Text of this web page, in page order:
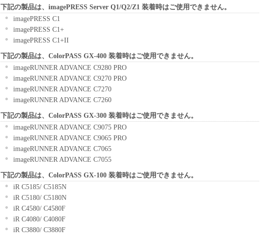
ソフトウェア」を使用させることができますが、かかるコンピューターの使用者
に本契約書上の義務および条件を遵守させるとともに、その履行に関し全責任を
負うことを条件とします。
(2) お客様は、上記(1)に基づいて「本ソフトウェア」を使用するためのバックア
ップとして、「本ソフトウェア」を１部、複製することができます。
(3) 上記(1)および(2)に定める場合を除き、キヤノンまたはキヤノンのライセンサ
ーのいかなる知的財産権も、明示たると黙示たるとを問わず、本契約書によって
お客様に譲渡あるいは許諾されるものではありません。
２．制限
(1) お客様は、再使用許諾、譲渡、販売、頒布、リースもしくは貸与その他の方
法により、第三者に「本ソフトウェア」を使用させることはできません。
(2) お客様は、「本ソフトウェア」の全部または一部を修正、改変、逆コンパイ
ル、逆アセンブル、その他リバースエンジニアリング等することはできません。
また第三者にこのような行為をさせてはなりません。
３．著作権表示
ーの著作権表示を変更し、除去しもしくは削除してはなりません。
４．所有権
「本ソフトウェア」に係る権原および所有権は、その内容によりキヤノンまたは
キヤノンのライセンサーに帰属します。
５．輸出
お客様は、日本国政府または関連する外国政府より必要な許可等を得ることなし
下記の製品は、imagePRESS Server Q1/Q2/Z1 装着時はご使用できません。
imagePRESS C1
imagePRESS C1+
imagePRESS C1+II
下記の製品は、ColorPASS GX-400 装着時はご使用できません。
imageRUNNER ADVANCE C9280 PRO
imageRUNNER ADVANCE C9270 PRO
imageRUNNER ADVANCE C7270
imageRUNNER ADVANCE C7260
下記の製品は、ColorPASS GX-300 装着時はご使用できません。
imageRUNNER ADVANCE C9075 PRO
imageRUNNER ADVANCE C9065 PRO
imageRUNNER ADVANCE C7065
imageRUNNER ADVANCE C7055
下記の製品は、ColorPASS GX-100 装着時はご使用できません。
iR C5185/ C5185N
iR C5180/ C5180N
iR C4580/ C4580F
iR C4080/ C4080F
iR C3880/ C3880F